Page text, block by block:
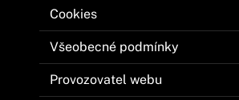
Cookies
Všeobecné podmínky
Provozovatel webu